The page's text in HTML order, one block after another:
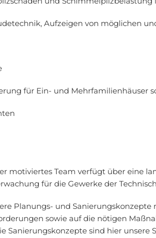
Aufzeigen von möglichen
für Ein- und Mehrfamilienhäuser
motiviertes Team verfügt über eine
für die Gewerke der
Planungs- und
sowie auf die nötigen
Sanierungskonzepte sind hier unsere